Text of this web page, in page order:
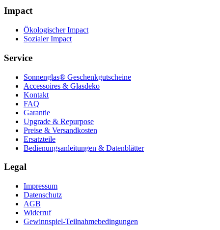
Impact
Ökologischer Impact
Sozialer Impact
Service
Sonnenglas® Geschenkgutscheine
Accessoires & Glasdeko
Kontakt
FAQ
Garantie
Upgrade & Repurpose
Preise & Versandkosten
Ersatzteile
Bedienungsanleitungen & Datenblätter
Legal
Impressum
Datenschutz
AGB
Widerruf
Gewinnspiel-Teilnahmebedingungen